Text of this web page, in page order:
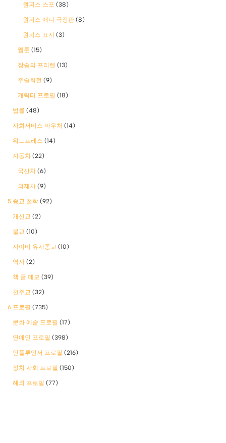
원피스 스포 (38)
원피스 애니 극장판 (8)
원피스 표지 (3)
웹툰 (15)
장송의 프리렌 (13)
주술회전 (9)
캐릭터 프로필 (18)
법률 (48)
사회서비스 바우처 (14)
워드프레스 (14)
자동차 (22)
국산차 (6)
외제차 (9)
5 종교 철학 (92)
개신교 (2)
불교 (10)
사이비 유사종교 (10)
역사 (2)
책 글 메모 (39)
천주교 (32)
6 프로필 (735)
문화 예술 프로필 (17)
연예인 프로필 (398)
인플루언서 프로필 (216)
정치 사회 프로필 (150)
해외 프로필 (77)